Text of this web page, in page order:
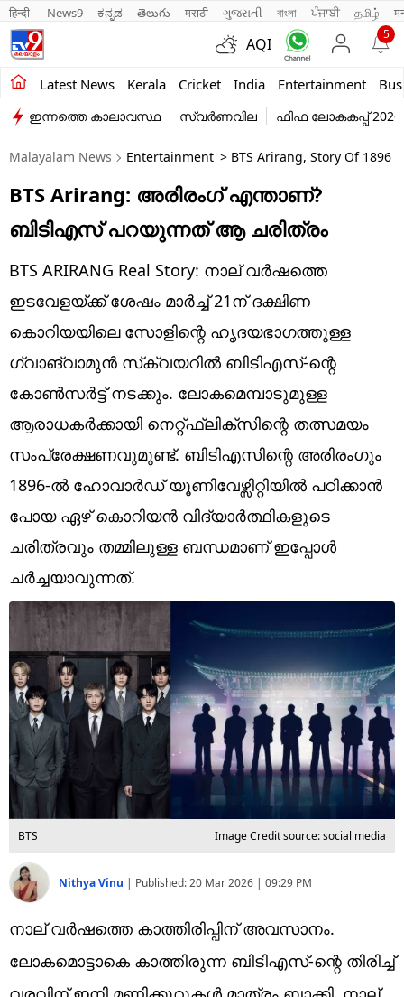
हिन्दी News9 ಕನ್ನಡ తెలుగు मराठी ગુજરાતી বাংলা ਪੰਜਾਬੀ தமிழ்
AQI
5
Latest News Kerala Cricket India Entertainment
Kerala
India
Entertainment
Business
Education
Lifestyle
world
Religion
Web Story
Photo
Short Videos
ഇന്നത്തെ കാലാവസ്ഥ സ്വർണവില ഫിഫ ലോകകപ്പ് 2026
Malayalam News Entertainment > BTS Arirang, Story Of 1896
BTS Arirang: അരിരം​ഗ് എന്താണ്?
ബിടിഎസ് പറയുന്നത് ആ ചരിത്രം
BTS ARIRANG Real Story: നാല് വർഷത്തെ
ഇടവേളയ്ക്ക് ശേഷം മാർച്ച് 21ന് ദക്ഷിണ
കൊറിയയിലെ സോളിന്റെ ഹൃദയഭാഗത്തുള്ള
ഗ്വാങ്‌വാമുൻ സ്‌ക്വയറിൽ ബിടിഎസ്-ന്റെ
കോൺസർട്ട് നടക്കും. ലോകമെമ്പാടുമുള്ള
ആരാധകർക്കായി നെറ്റ്ഫ്ലിക്സിന്റെ തത്സമയം
സംപ്രേക്ഷണവുമുണ്ട്. ബിടിഎസിന്റെ അരിരം​ഗും
1896-ൽ ഹോവാർഡ് യൂണിവേഴ്സിറ്റിയിൽ പഠിക്കാൻ
പോയ ഏഴ് കൊറിയൻ വിദ്യാർത്ഥികളുടെ
ചരിത്രവും തമ്മിലുള്ള ബന്ധമാണ് ഇപ്പോൾ
ചർച്ചയാവുന്നത്.
BTS Image Credit source: social media
Nithya Vinu | Published:20 Mar 2026 | 09:29 PM
നാല് വർഷത്തെ കാത്തിരിപ്പിന് അവസാനം.
ലോകമൊട്ടാകെ കാത്തിരുന്ന ബിടിഎസ്-ന്റെ തിരിച്ച്